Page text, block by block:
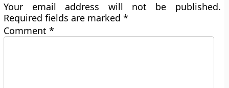
Your email address will not be published.
Required fields are marked*
Comment*